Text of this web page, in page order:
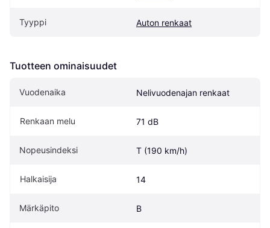
Tyyppi Auton renkaat
Tuotteen ominaisuudet
Vuodenaika Nelivuodenajan renkaat
Renkaan melu 71 dB
Nopeusindeksi T (190 km/h)
Halkaisija 14
Märkäpito B